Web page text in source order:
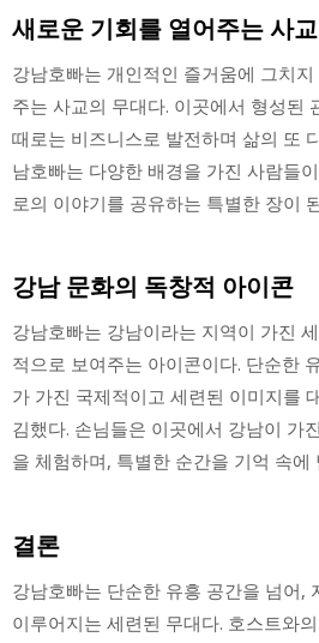
새로운 기회를 열어주는 사
강남호빠는 개인적인 즐거움에 그치
주는 사교의 무대다. 이곳에서 형성된
때로는 비즈니스로 발전하며 삶의 또
남호빠는 다양한 배경을 가진 사람들
로의 이야기를 공유하는 특별한 장이
강남 문화의 독창적 아이콘
강남호빠는 강남이라는 지역이 가진
적으로 보여주는 아이콘이다. 단순한
가 가진 국제적이고 세련된 이미지를
김했다. 손님들은 이곳에서 강남이 가
을 체험하며, 특별한 순간을 기억 속에
결론
강남호빠는 단순한 유흥 공간을 넘어,
이루어지는 세련된 무대다. 호스트와